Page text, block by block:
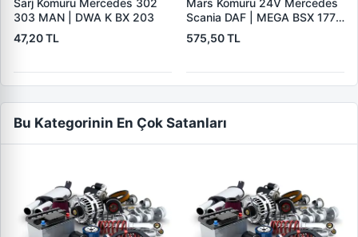
Sarj Komuru Mercedes 302
303 MAN | DWA K BX 203
47,20 TL
Mars Komuru 24V Mercedes
Scania DAF | MEGA BSX 177 |
OEM BSX177
575,50 TL
Bu Kategorinin En Çok Satanları